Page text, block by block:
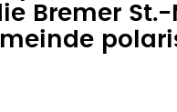
Bremer